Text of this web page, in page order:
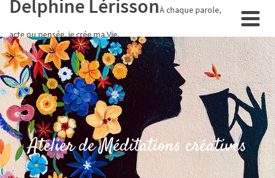
Delphine LérissonÀ chaque parole,
acte ou pensée, je crée ma Vie.
Atelier de Méditations créatives